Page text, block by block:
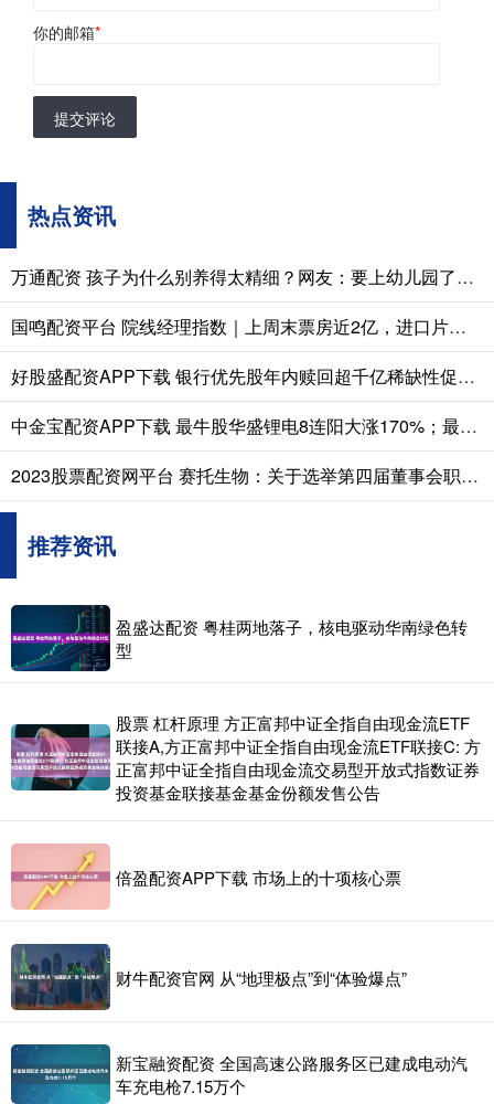
你的邮箱*
提交评论
热点资讯
万通配资 孩子为什么别养得太精细？网友：要上幼儿园了，还只能吃软烂食物，别的吃什么吐什么
国鸣配资平台 院线经理指数｜上周末票房近2亿，进口片扎堆，科幻电影《挽救计划》成口碑黑马
好股盛配资APP下载 银行优先股年内赎回超千亿稀缺性促使资管机构惜售
中金宝配资APP下载 最牛股华盛锂电8连阳大涨170%；最熊股*ST长药因涉嫌财务造假被立案调查丨透视一周牛熊股
2023股票配资网平台 赛托生物：关于选举第四届董事会职工代表董事的公告
推荐资讯
盈盛达配资 粤桂两地落子，核电驱动华南绿色转
型
股票 杠杆原理 方正富邦中证全指自由现金流ETF
联接A,方正富邦中证全指自由现金流ETF联接C: 方
正富邦中证全指自由现金流交易型开放式指数证券
投资基金联接基金基金份额发售公告
倍盈配资APP下载 市场上的十项核心票
财牛配资官网 从“地理极点”到“体验爆点”
新宝融资配资 全国高速公路服务区已建成电动汽
车充电枪7.15万个